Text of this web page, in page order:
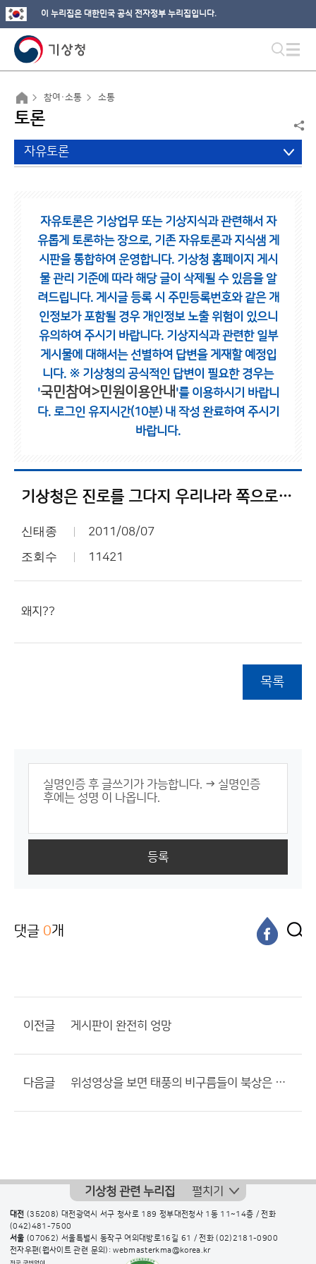
이 누리집은 대한민국 공식 전자정부 누리집입니다.
참여·소통 소통
토론
자유토론
자유토론은 기상업무 또는 기상지식과 관련해서 자
유롭게 토론하는 장으로, 기존 자유토론과 지식샘 게
시판을 통합하여 운영합니다. 기상청 홈페이지 게시
물 관리 기준에 따라 해당 글이 삭제될 수 있음을 알
려드립니다. 게시글 등록 시 주민등록번호와 같은 개
인정보가 포함될 경우 개인정보 노출 위험이 있으니
유의하여 주시기 바랍니다. 기상지식과 관련한 일부
게시물에 대해서는 선별하여 답변을 게재할 예정입
니다. ※ 기상청의 공식적인 답변이 필요한 경우는
'국민참여>민원이용안내 '를 이용하시기 바랍니
다. 로그인 유지시간(10분) 내 작성 완료하여 주시기
바랍니다.
기상청은 진로를 그다지 우리나라 쪽으로 틀지 않았군요...
신태종 2011/08/07
조회수 11421
왜지??
목록
등록
댓글 0개
이전글 게시판이 완전히 엉망
다음글 위성영상을 보면 태풍의 비구름들이 북상은 별로 안하고 동쪽으로...
기상청 관련 누리집 펼치기
대전 (35208) 대전광역시 서구 청사로 189 정부대전청사 1동 11~14층 / 전화
(042)481-7500
서울 (07062) 서울특별시 동작구 여의대방로16길 61 / 전화(02)2181-0900
전자우편(웹사이트 관련 문의): webmasterkma@korea.kr